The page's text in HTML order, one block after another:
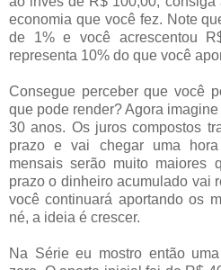
economia que você fez. Note
de 1% e você acrescentou
representa 10% do que você
Consegue perceber que você
que pode render? Agora
30 anos. Os juros compostos
prazo e vai chegar uma
mensais serão muito maiores
prazo o dinheiro acumulado vai
você continuará aportando os
né, a ideia é crescer.
Na Série eu mostro então